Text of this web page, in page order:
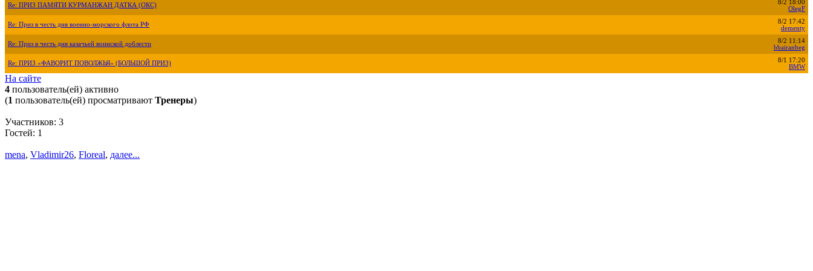
Re: ПРИЗ ПАМЯТИ КУРМАНЖАН ДАТКА (ОКС)
8/2 18:00
OlegF
Re: Приз в честь дня военно-морского флота РФ
8/2 17:42
dementy
Re: Приз в честь дня казачьей воинской доблести
8/2 11:14
bbairanbeg
Re: ПРИЗ «ФАВОРИТ ПОВОЛЖЬЯ» (БОЛЬШОЙ ПРИЗ)
8/1 17:20
BMW
На сайте
4 пользователь(ей) активно
(1 пользователь(ей) просматривают Тренеры)
Участников: 3
Гостей: 1
mena, Vladimir26, Floreal, далее...